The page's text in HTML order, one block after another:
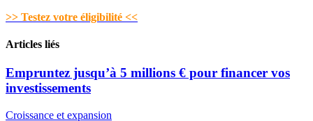
>> Testez votre éligibilité <<
Articles liés
Empruntez jusqu’à 5 millions € pour financer vos
investissements
Croissance et expansion